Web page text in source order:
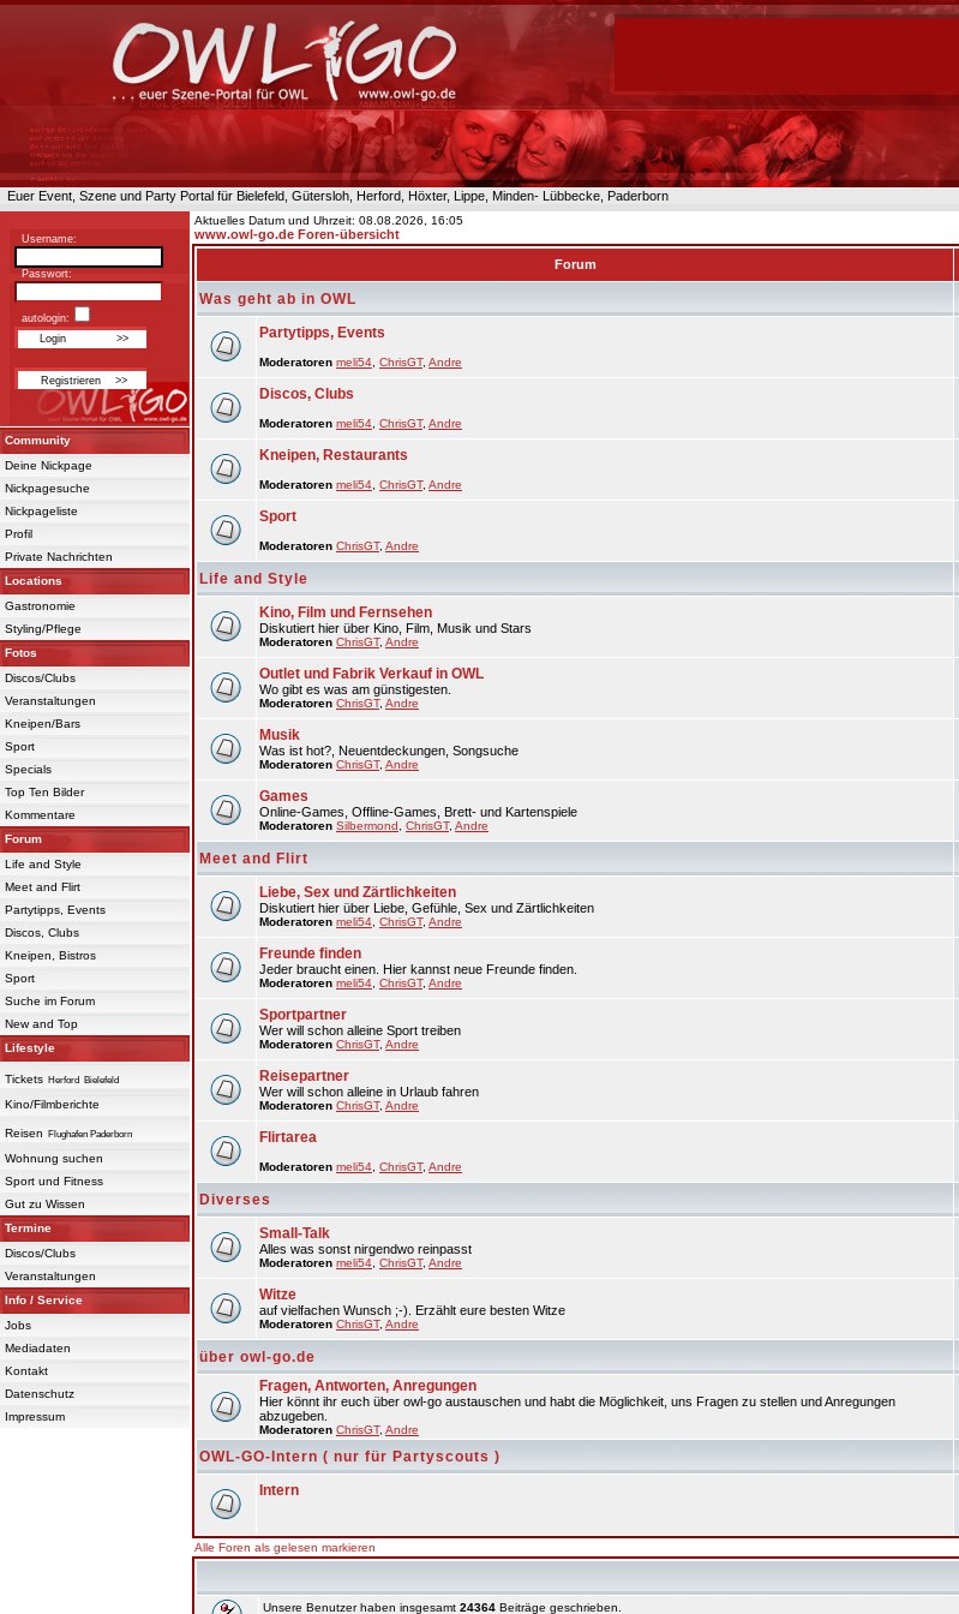
Euer Event, Szene und Party Portal für Bielefeld, Gütersloh, Herford, Höxter, Lippe, Minden- Lübbecke, Paderborn
Username:
Passwort:
autologin:
Community
Deine Nickpage
Nickpagesuche
Nickpageliste
Profil
Private Nachrichten
Locations
Gastronomie
Styling/Pflege
Fotos
Discos/Clubs
Veranstaltungen
Kneipen/Bars
Sport
Specials
Top Ten Bilder
Kommentare
Forum
Life and Style
Meet and Flirt
Partytipps, Events
Discos, Clubs
Kneipen, Bistros
Sport
Suche im Forum
New and Top
Lifestyle
Tickets Herford Bielefeld
Kino/Filmberichte
Reisen Flughafen Paderborn
Wohnung suchen
Sport und Fitness
Gut zu Wissen
Termine
Discos/Clubs
Veranstaltungen
Info / Service
Jobs
Mediadaten
Kontakt
Datenschutz
Impressum
Aktuelles Datum und Uhrzeit: 08.08.2026, 16:05
www.owl-go.de Foren-übersicht
Forum
Was geht ab in OWL
Partytipps, Events
Moderatoren meli54 ChrisGT, Andre
Discos, Clubs
Moderatoren meli54 ChrisGT, Andre
Kneipen, Restaurants
Moderatoren meli54 ChrisGT, Andre
Sport
Moderatoren ChrisGT, Andre
Life and Style
Kino, Film und Fernsehen
Diskutiert hier über Kino, Film, Musik und Stars
Moderatoren ChrisGT, Andre
Outlet und Fabrik Verkauf in OWL
Wo gibt es was am günstigesten.
Moderatoren ChrisGT, Andre
Musik
Was ist hot?, Neuentdeckungen, Songsuche
Moderatoren ChrisGT, Andre
Games
Online-Games, Offline-Games, Brett- und Kartenspiele
Moderatoren Silbermond ChrisGT, Andre
Meet and Flirt
Liebe, Sex und Zärtlichkeiten
Diskutiert hier über Liebe, Gefühle, Sex und Zärtlichkeiten
Moderatoren meli54 ChrisGT, Andre
Freunde finden
Jeder braucht einen. Hier kannst neue Freunde finden.
Moderatoren meli54 ChrisGT, Andre
Sportpartner
Wer will schon alleine Sport treiben
Moderatoren ChrisGT, Andre
Reisepartner
Wer will schon alleine in Urlaub fahren
Moderatoren ChrisGT, Andre
Flirtarea
Moderatoren meli54 ChrisGT, Andre
Diverses
Small-Talk
Alles was sonst nirgendwo reinpasst
Moderatoren meli54 ChrisGT, Andre
Witze
auf vielfachen Wunsch ;-). Erzählt eure besten Witze
Moderatoren ChrisGT, Andre
über owl-go.de
Fragen, Antworten, Anregungen
Hier könnt ihr euch über owl-go austauschen und habt die Möglichkeit, uns Fragen zu stellen und Anregungen
abzugeben.
Moderatoren ChrisGT, Andre
OWL-GO-Intern ( nur für Partyscouts )
Intern
Alle Foren als gelesen markieren
Unsere Benutzer haben insgesamt 24364 Beiträge geschrieben.